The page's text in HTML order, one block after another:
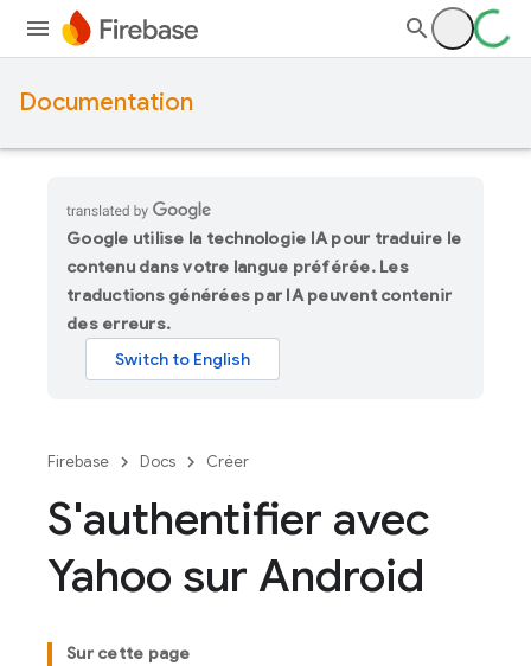
Documentation
Google utilise la technologie IA pour traduire le
contenu dans votre langue préférée. Les
traductions générées par IA peuvent contenir
des erreurs.
Firebase Docs Créer
S'authentifier avec
Yahoo sur Android
Sur cette page